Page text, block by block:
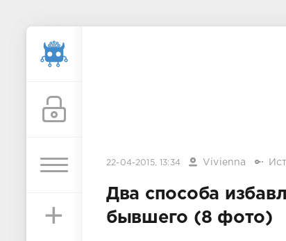
+
22-04-2015, 13:34 Vivienna
Два способа
бывшего (8 фото)